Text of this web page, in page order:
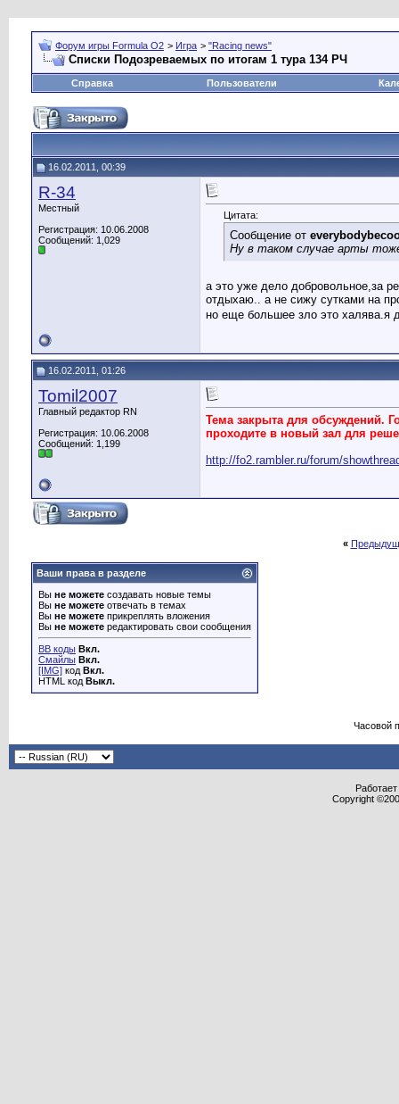
Форум игры Formula O2 > Игра > "Racing news"
Списки Подозреваемых по итогам 1 тура 134 РЧ
Справка Пользователи
16.02.2011, 00:39
R-34
Местный
Регистрация: 10.06.2008
Сообщений: 1,029
Цитата:
Сообщение от
Ну в таком случае арты
а это уже дело добровольное,за
отдыхаю.. а не сижу сутками на
но еще большее зло это
16.02.2011, 01:26
Tomil2007
Главный редактор RN
Регистрация: 10.06.2008
Сообщений: 1,199
Тема закрыта для обсуждений.
проходите в новый зал для
http://fo2.rambler.ru/forum/
«
Ваши права в разделе
Вы не можете создавать новые темы
Вы не можете отвечать в темах
Вы не можете прикреплять вложения
Вы не можете редактировать свои сообщения
BB коды Вкл.
Смайлы Вкл.
[IMG] код Вкл.
HTML код Выкл.
Часовой
Copyright